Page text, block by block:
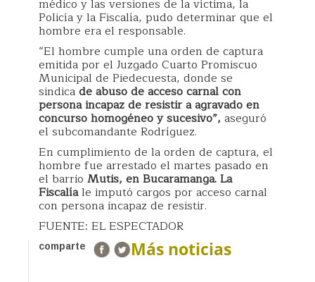
médico y las versiones de la víctima, la
Policía y la Fiscalía, pudo determinar que el
hombre era el responsable.
“El hombre cumple una orden de captura
emitida por el Juzgado Cuarto Promiscuo
Municipal de Piedecuesta, donde se
sindicade abuso de acceso carnal con
persona incapaz de resistir a agravado en
concurso homogéneo y sucesivo”, aseguró
el subcomandante Rodríguez.
En cumplimiento de la orden de captura, el
hombre fue arrestado el martes pasado en
el barrio Mutis, en Bucaramanga. La
Fiscalíale imputó cargos por acceso carnal
con persona incapaz de resistir.
FUENTE: EL ESPECTADOR
comparte Más noticias